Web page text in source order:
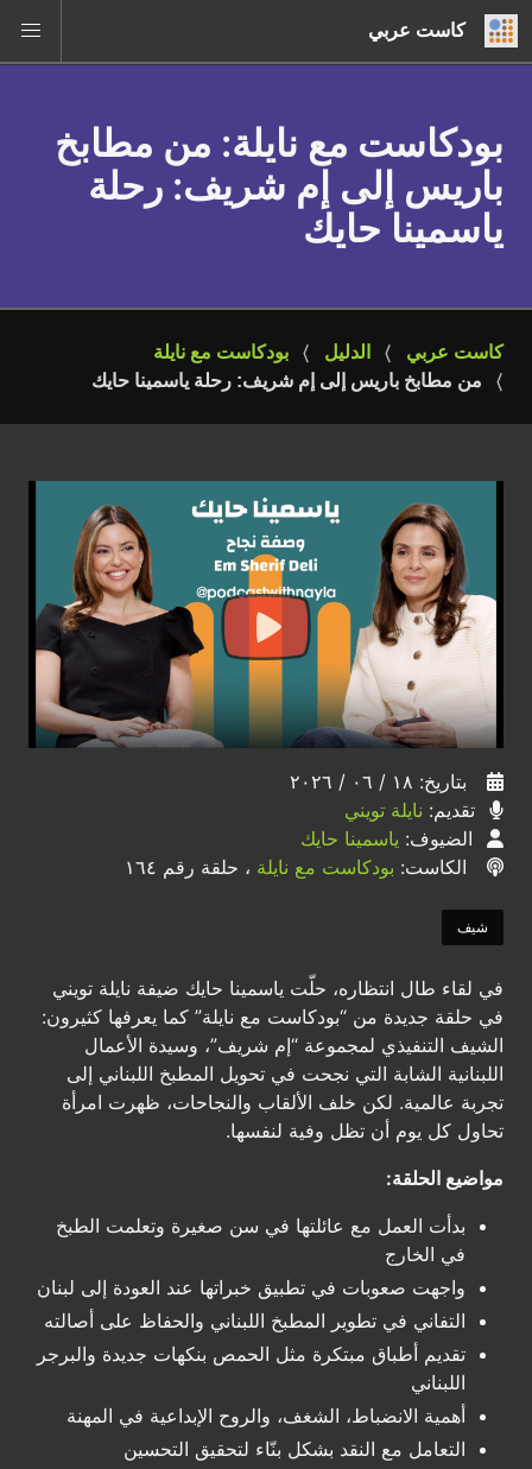
كاست عربي
بودكاست مع نايلة: من مطابخ
باريس إلى إم شريف: رحلة
ياسمينا حايك
كاست عربي الدليل
بودكاست مع نايلة
من مطابخ باريس إلى إم شريف: رحلة ياسمينا حايك
بتاريخ: ١٨ / ٠٦ / ٢٠٢٦
تقديم: نايلة تويني
الضيوف: ياسمينا حايك
الكاست: بودكاست مع نايلة ، حلقة رقم ١٦٤
شيف
في لقاء طال انتظاره، حلّت ياسمينا حايك ضيفة نايلة تويني
في حلقة جديدة من “بودكاست مع نايلة” كما يعرفها كثيرون:
الشيف التنفيذي لمجموعة “إم شريف”، وسيدة الأعمال
اللبنانية الشابة التي نجحت في تحويل المطبخ اللبناني إلى
تجربة عالمية. لكن خلف الألقاب والنجاحات، ظهرت امرأة
تحاول كل يوم أن تظل وفية لنفسها.
مواضيع الحلقة:
بدأت العمل مع عائلتها في سن صغيرة وتعلمت الطبخ
في الخارج
واجهت صعوبات في تطبيق خبراتها عند العودة إلى لبنان
التفاني في تطوير المطبخ اللبناني والحفاظ على أصالته
تقديم أطباق مبتكرة مثل الحمص بنكهات جديدة والبرجر
اللبناني
أهمية الانضباط، الشغف، والروح الإبداعية في المهنة
التعامل مع النقد بشكل بنّاء لتحقيق التحسين